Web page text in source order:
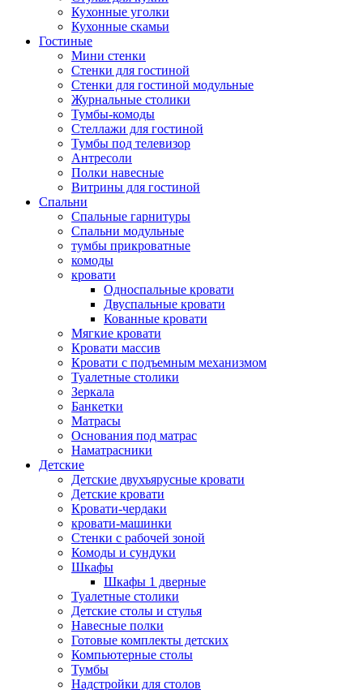
Кухонные уголки
Кухонные скамьи
Гостиные
Мини стенки
Стенки для гостиной
Стенки для гостиной модульные
Журнальные столики
Тумбы-комоды
Стеллажи для гостиной
Тумбы под телевизор
Антресоли
Полки навесные
Витрины для гостиной
Спальни
Спальные гарнитуры
Спальни модульные
тумбы прикроватные
комоды
кровати
Односпальные кровати
Двуспальные кровати
Кованные кровати
Мягкие кровати
Кровати массив
Кровати с подъемным механизмом
Туалетные столики
Зеркала
Банкетки
Матрасы
Основания под матрас
Наматрасники
Детские
Детские двухъярусные кровати
Детские кровати
Кровати-чердаки
кровати-машинки
Стенки с рабочей зоной
Комоды и сундуки
Шкафы
Шкафы 1 дверные
Туалетные столики
Детские столы и стулья
Навесные полки
Готовые комплекты детских
Компьютерные столы
Тумбы
Надстройки для столов